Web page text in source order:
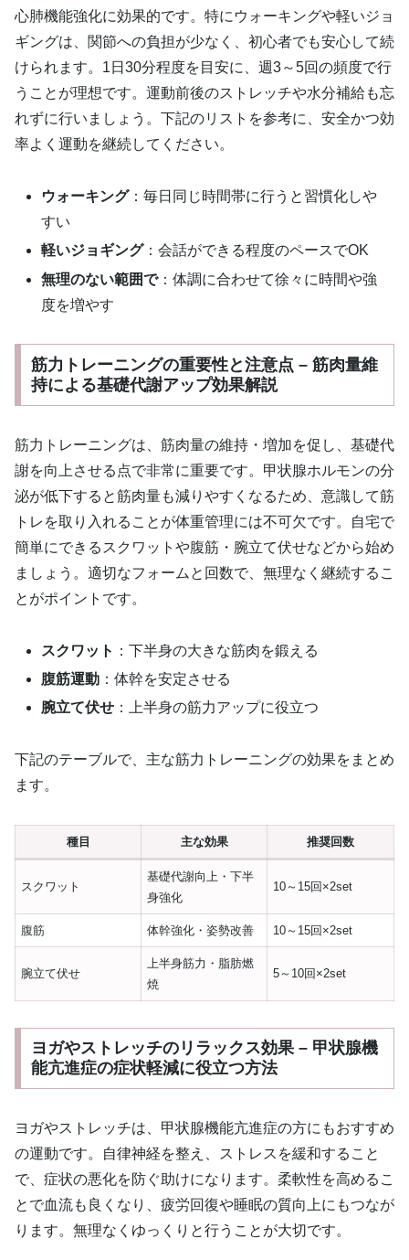
心肺機能強化に効果的です。特にウォーキングや軽いジョ
ギングは、関節への負担が少なく、初心者でも安心して続
けられます。1日30分程度を目安に、週3～5回の頻度で行
うことが理想です。運動前後のストレッチや水分補給も忘
れずに行いましょう。下記のリストを参考に、安全かつ効
率よく運動を継続してください。
ウォーキング：毎日同じ時間帯に行うと習慣化しや
すい
軽いジョギング：会話ができる程度のペースでOK
無理のない範囲で：体調に合わせて徐々に時間や強
度を増やす
筋力トレーニングの重要性と注意点 – 筋肉量維
持による基礎代謝アップ効果解説
筋力トレーニングは、筋肉量の維持・増加を促し、基礎代
謝を向上させる点で非常に重要です。甲状腺ホルモンの分
泌が低下すると筋肉量も減りやすくなるため、意識して筋
トレを取り入れることが体重管理には不可欠です。自宅で
簡単にできるスクワットや腹筋・腕立て伏せなどから始め
ましょう。適切なフォームと回数で、無理なく継続するこ
とがポイントです。
スクワット ：下半身の大きな筋肉を鍛える
腹筋運動 ：体幹を安定させる
腕立て伏せ ：上半身の筋力アップに役立つ
下記のテーブルで、主な筋力トレーニングの効果をまとめ
ます。
種目 主な効果 推奨回数
スクワット
基礎代謝向上・下半
身強化
10～15回×2set
腹筋 体幹強化・姿勢改善 10～15回×2set
腕立て伏せ
上半身筋力・脂肪燃
焼
5～10回×2set
ヨガやストレッチのリラックス効果 – 甲状腺機
能亢進症の症状軽減に役立つ方法
ヨガやストレッチは、甲状腺機能亢進症の方にもおすすめ
の運動です。自律神経を整え、ストレスを緩和すること
で、症状の悪化を防ぐ助けになります。柔軟性を高めるこ
とで血流も良くなり、疲労回復や睡眠の質向上にもつなが
ります。無理なくゆっくりと行うことが大切です。